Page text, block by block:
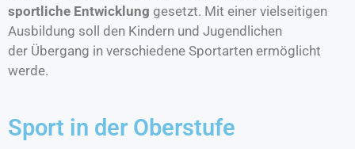
sportliche Entwicklung gesetzt. Mit einer vielseitigen
Ausbildung soll den Kindern und Jugendlichen
der Übergang in verschiedene Sportarten ermöglicht
werde.
Sport in der Oberstufe